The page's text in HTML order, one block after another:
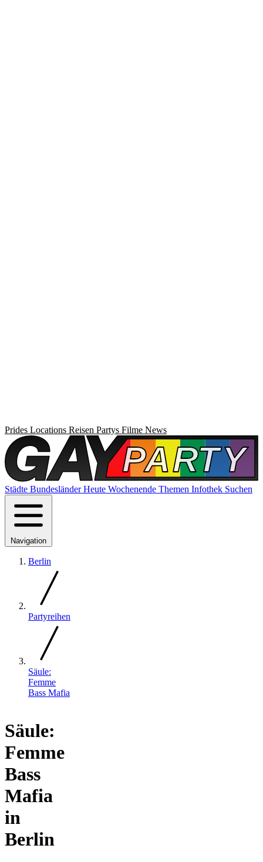
Prides Locations Reisen Partys Filme News
Städte BundesländerHeute Wochenende Themen Infothek Suchen
Navigation
Berlin
Partyreihen
Säule:
Femme
Bass Mafia
Säule:
Femme
Bass
Mafia
in
Berlin